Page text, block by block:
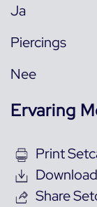
Ja
Piercings
Nee
Ervaring
Print
Share